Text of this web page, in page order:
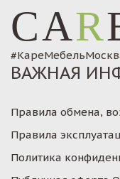
CAR
ВАЖНАЯ
Правила обмена,
Правила
Политика